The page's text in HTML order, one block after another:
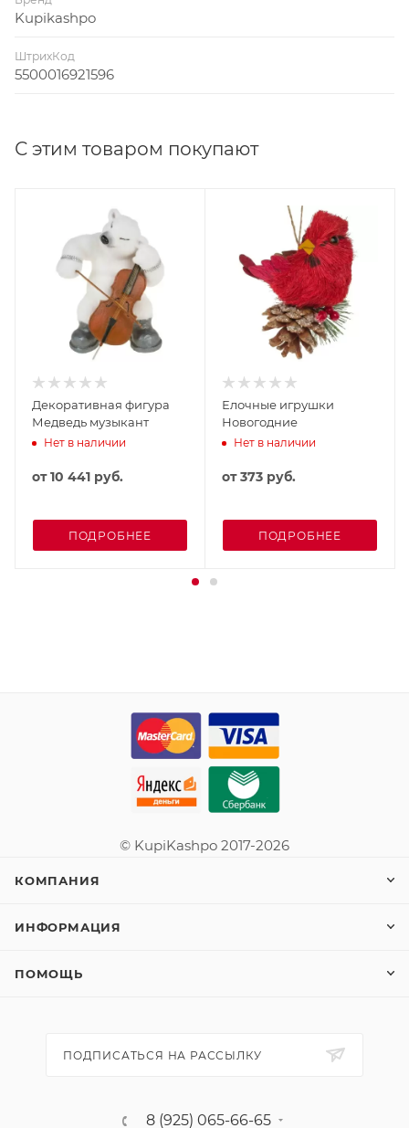
Kupikashpo
ШтрихКод
5500016921596
С этим товаром покупают
Декоративная фигура
Медведь музыкант
Нет в наличии
от10 441 руб.
ПОДРОБНЕЕ
Елочные игрушки
Новогодние
Нет в наличии
от373 руб.
ПОДРОБНЕЕ
© KupiKashpo 2017-2026
КОМПАНИЯ
ИНФОРМАЦИЯ
ПОМОЩЬ
ПОДПИСАТЬСЯ НА РАССЫЛКУ
8 (925) 065-66-65